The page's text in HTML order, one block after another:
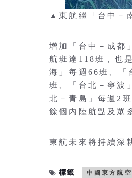
▲東航繼「台中－
增加「台中－成都
航班達118班，也
海」每週66班、「
班、「台北－寧波
北－青島」每週2
餘個內陸航點及眾
東航未來將持續深
標籤 中國東方航空